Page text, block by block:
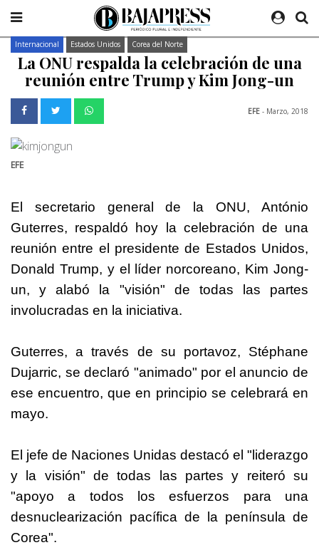
Internacional Estados Unidos Corea del Norte
La ONU respalda la celebración de una
reunión entre Trump y Kim Jong-un
EFE - Marzo, 2018
EFE
El secretario general de la ONU, António
Guterres, respaldó hoy la celebración de una
reunión entre el presidente de Estados Unidos,
Donald Trump, y el líder norcoreano, Kim Jong-
un, y alabó la "visión" de todas las partes
involucradas en la iniciativa.
Guterres, a través de su portavoz, Stéphane
Dujarric, se declaró "animado" por el anuncio de
ese encuentro, que en principio se celebrará en
mayo.
El jefe de Naciones Unidas destacó el "liderazgo
y la visión" de todas las partes y reiteró su
"apoyo a todos los esfuerzos para una
desnuclearización pacífica de la península de
Corea".